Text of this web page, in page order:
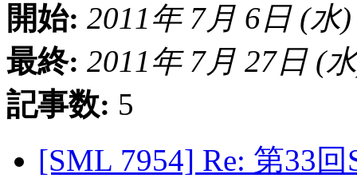
開始: 2011年 7月 6日 (水
最終: 2011年 7月 27日 (
記事数: 5
[SML 7954] Re: 第33